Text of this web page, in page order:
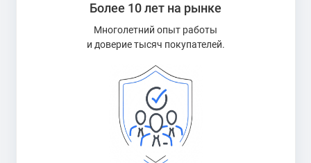
Более 10 лет на рынке
Многолетний опыт работы
и доверие тысяч покупателей.